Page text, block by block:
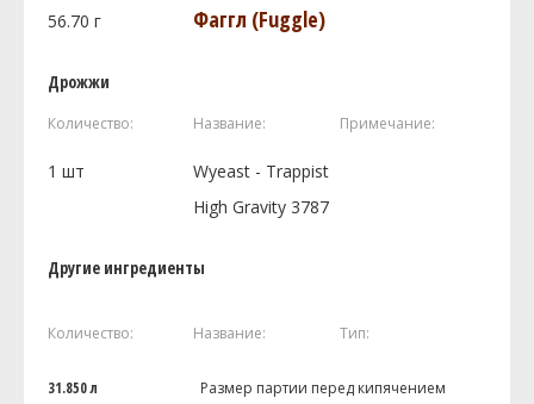
56.70 г Фаггл (Fuggle)
Дрожжи
Количество: Название: Примечание:
1 шт
Wyeast - Trappist
High Gravity 3787
Другие ингредиенты
Количество: Название: Тип:
31.850 л
Размер партии перед кипячением